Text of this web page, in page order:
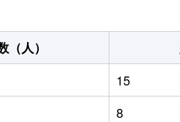
（人）
15
8